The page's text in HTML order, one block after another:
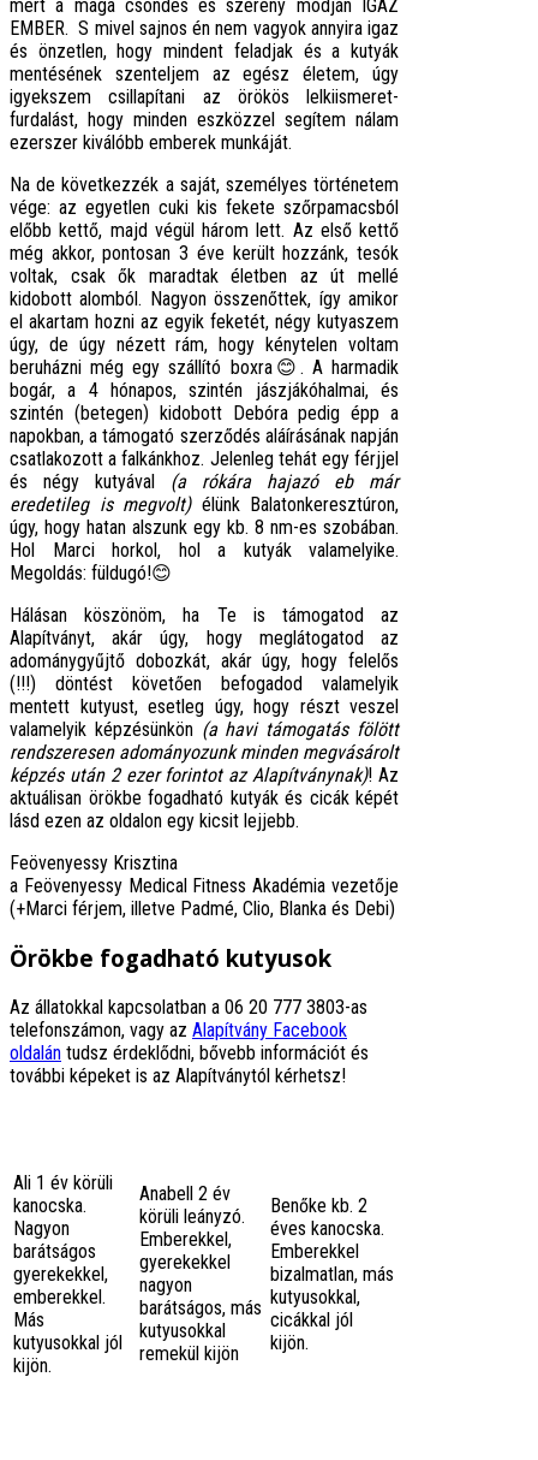
mert a maga csöndes és szerény módján IGAZ
EMBER. S mivel sajnos én nem vagyok annyira igaz
és önzetlen, hogy mindent feladjak és a kutyák
mentésének szenteljem az egész életem, úgy
igyekszem csillapítani az örökös lelkiismeret-
furdalást, hogy minden eszközzel segítem nálam
ezerszer kiválóbb emberek munkáját.
Na de következzék a saját, személyes történetem
vége: az egyetlen cuki kis fekete szőrpamacsból
előbb kettő, majd végül három lett. Az első kettő
még akkor, pontosan 3 éve került hozzánk, tesók
voltak, csak ők maradtak életben az út mellé
kidobott alomból. Nagyon összenőttek, így amikor
el akartam hozni az egyik feketét, négy kutyaszem
úgy, de úgy nézett rám, hogy kénytelen voltam
beruházni még egy szállító boxra😊. A harmadik
bogár, a 4 hónapos, szintén jászjákóhalmai, és
szintén (betegen) kidobott Debóra pedig épp a
napokban, a támogató szerződés aláírásának napján
csatlakozott a falkánkhoz. Jelenleg tehát egy férjjel
és négy kutyával (a rókára hajazó eb már
eredetileg is megvolt)élünk Balatonkeresztúron,
úgy, hogy hatan alszunk egy kb. 8 nm-es szobában.
Hol Marci horkol, hol a kutyák valamelyike.
Megoldás: füldugó!😊
Hálásan köszönöm, ha Te is támogatod az
Alapítványt, akár úgy, hogy meglátogatod az
adománygyűjtő dobozkát, akár úgy, hogy felelős
(!!!) döntést követően befogadod valamelyik
mentett kutyust, esetleg úgy, hogy részt veszel
valamelyik képzésünkön (a havi támogatás fölött
rendszeresen adományozunk minden megvásárolt
képzés után 2 ezer forintot az Alapítványnak)! Az
aktuálisan örökbe fogadható kutyák és cicák képét
lásd ezen az oldalon egy kicsit lejjebb.
Feövenyessy Krisztina
a Feövenyessy Medical Fitness Akadémia vezetője
(+Marci férjem, illetve Padmé, Clio, Blanka és Debi)
Örökbe fogadható kutyusok
Az állatokkal kapcsolatban a 06 20 777 3803-as
telefonszámon, vagy az Alapítvány Facebook
oldalán tudsz érdeklődni, bővebb információt és
további képeket is az Alapítványtól kérhetsz!
Ali 1 év körüli
kanocska.
Nagyon
barátságos
gyerekekkel,
emberekkel.
Más
kutyusokkal jól
kijön.
Anabell 2 év
körüli leányzó.
Emberekkel,
gyerekekkel
nagyon
barátságos, más
kutyusokkal
remekül kijön
Benőke kb. 2
éves kanocska.
Emberekkel
bizalmatlan, más
kutyusokkal,
cicákkal jól
kijön.